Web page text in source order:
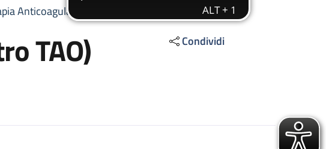
Anticoagulante (Centro TAO)
TAO) Condividi